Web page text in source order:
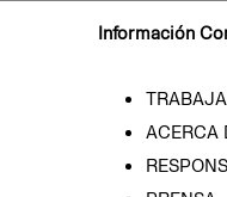
Información
ACERCA